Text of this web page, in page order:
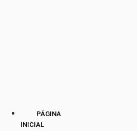
PÁGINA
INICIAL